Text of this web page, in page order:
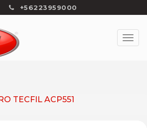
+56223959000
TECFIL ACP551